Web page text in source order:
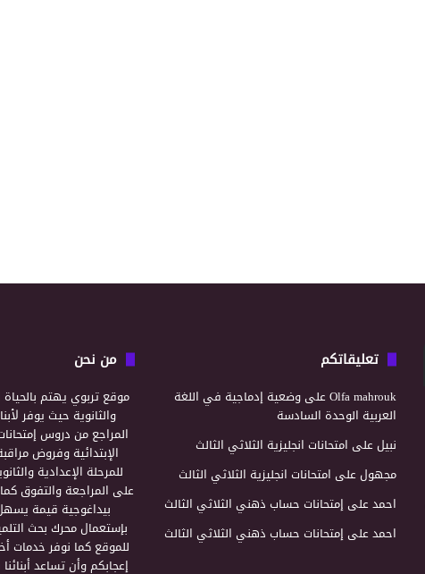
تعليقاتكم
Olfa mahroukعلىوضعية إدماجية في اللغة
العربية الوحدة السادسة
نبيلعلى امتحانات انجليزية الثلاثي الثالث
مجهولعلى امتحانات انجليزية الثلاثي الثالث
احمدعلى إمتحانات حساب ذهني الثلاثي الثالث
احمدعلى إمتحانات حساب ذهني الثلاثي الثالث
من نحن
موقع تربوي يهتم بالحياة
والثانوية حيث يوفر
المراجع من دروس
الإبتدائية وفروض
للمرحلة الإعدادية
على المراجعة والتفوق
بيداغوجية قيمة يسهل
بإستعمال محرك بحث
للموقع كما نوفر خدمات
إعجابكم وأن تساعد